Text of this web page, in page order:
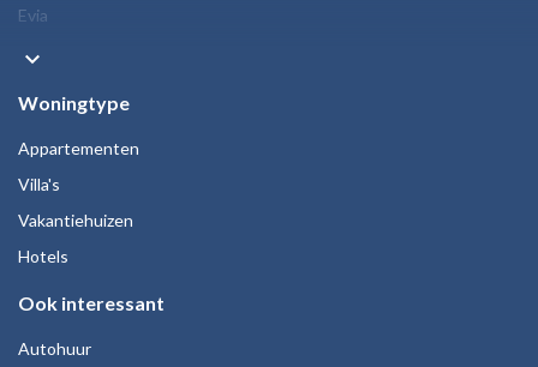
Evia
keyboard_arrow_down
Woningtype
Appartementen
Villa's
Vakantiehuizen
Hotels
Ook interessant
Autohuur